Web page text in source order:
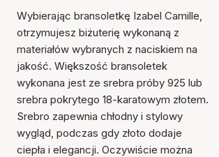
Wybierając bransoletkę Izabel Camille,
otrzymujesz biżuterię wykonaną z
materiałów wybranych z naciskiem na
jakość. Większość bransoletek
wykonana jest ze srebra próby 925 lub
srebra pokrytego 18-karatowym złotem.
Srebro zapewnia chłodny i stylowy
wygląd, podczas gdy złoto dodaje
ciepła i elegancji. Oczywiście można